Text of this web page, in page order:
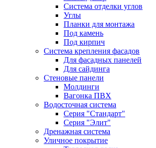
Система отделки углов
Углы
Планки для монтажа
Под камень
Под кирпич
Система крепления фасадов
Для фасадных панелей
Для сайдинга
Стеновые панели
Молдинги
Вагонка ПВХ
Водосточная система
Серия "Стандарт"
Серия "Элит"
Дренажная система
Уличное покрытие